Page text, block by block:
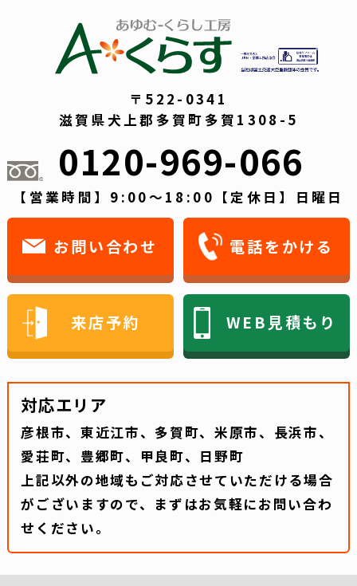
〒522-0341
滋賀県犬上郡多賀町多賀1308-5
0120-969-066
【営業時間】9:00～18:00【定休日】日曜日
お問い合わせ 電話をかける
来店予約 WEB見積もり
対応エリア
彦根市、東近江市、多賀町、米原市、長浜市、
愛荘町、豊郷町、甲良町、日野町
上記以外の地域もご対応させていただける場合
がございますので、まずはお気軽にお問い合わ
せください。